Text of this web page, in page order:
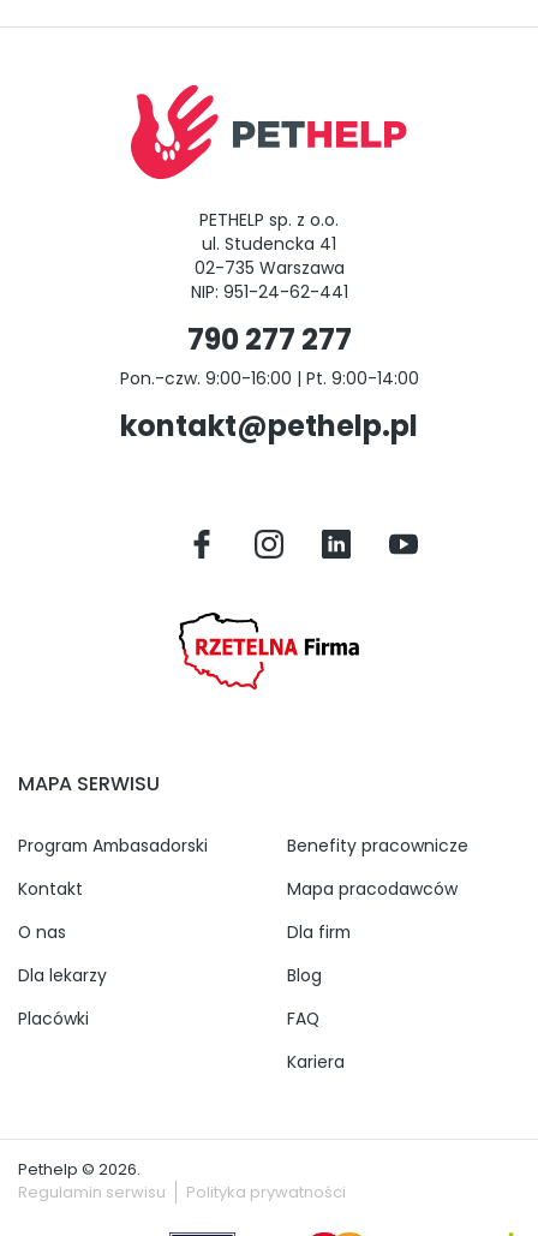
PETHELP sp. z o.o.
ul. Studencka 41
02-735 Warszawa
NIP: 951-24-62-441
790 277 277
Pon.-czw. 9:00-16:00 | Pt. 9:00-14:00
kontakt@pethelp.pl
MAPA SERWISU
Program Ambasadorski
Kontakt
O nas
Dla lekarzy
Placówki
Benefity pracownicze
Mapa pracodawców
Dla firm
Blog
FAQ
Kariera
Pethelp © 2026.
Regulamin serwisu
Polityka prywatności